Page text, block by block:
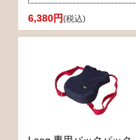
6,380円(税込)